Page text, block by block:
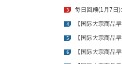
3 每日回顾(1月7日
4 【国际大宗商品
5 【国际大宗商品
6 【国际大宗商品